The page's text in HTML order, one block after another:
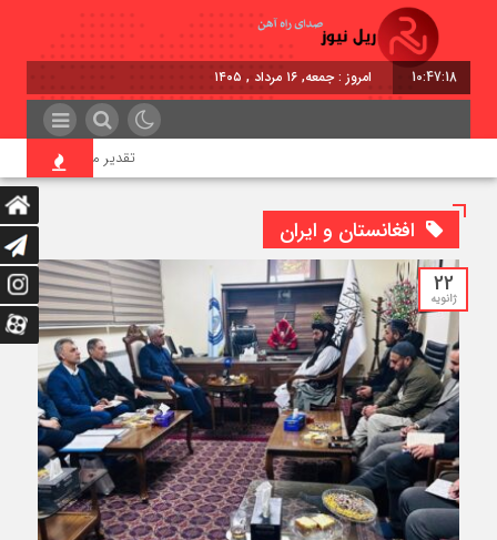
10:47:19 امروز : جمعه, ۱۶ مرداد , ۱۴۰۵
تقدیر معاون اول
افغانستان و ایران
22
ژانویه